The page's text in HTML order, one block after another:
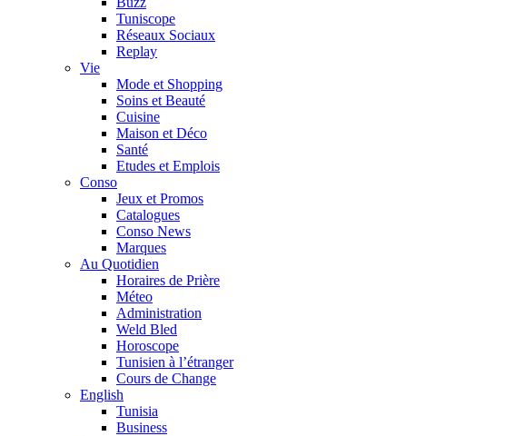
Tuniscope
Réseaux Sociaux
Replay
Vie
Mode et Shopping
Soins et Beauté
Cuisine
Maison et Déco
Santé
Etudes et Emplois
Conso
Jeux et Promos
Catalogues
Conso News
Marques
Au Quotidien
Horaires de Prière
Méteo
Administration
Weld Bled
Horoscope
Tunisien à l’étranger
Cours de Change
English
Tunisia
Business